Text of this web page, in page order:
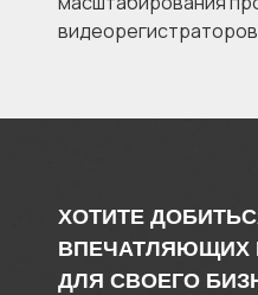
ХОТИТЕ
ВПЕЧАТЛЯЮЩИХ
ДЛЯ СВОЕГО